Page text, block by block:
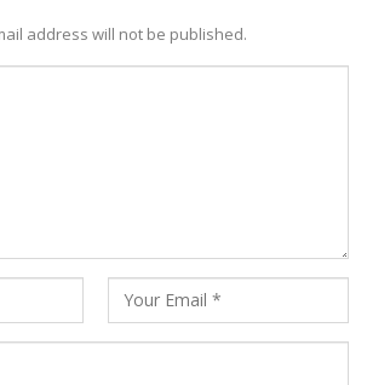
address will not be published.